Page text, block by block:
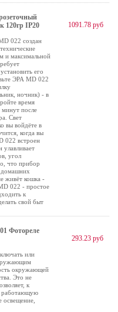
120гр IP20
022 создан
и максимальной
его
ЭРА MD 022
ночник) - в
время
минут после
Свет
вы войдёте в
когда вы
022 встроен
угол
что прибор
домашних
живёт кошка -
022 - простое
к
свой быт
1091.78 руб
Фотореле
или
окружающей
Это не
к
работающую
293.23 руб